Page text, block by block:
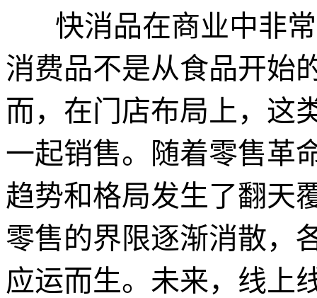
快消品在商业中非
消费品不是从食品开始
而，在门店布局上，这
一起销售。随着零售革
趋势和格局发生了翻天
零售的界限逐渐消散，
应运而生。未来，线上